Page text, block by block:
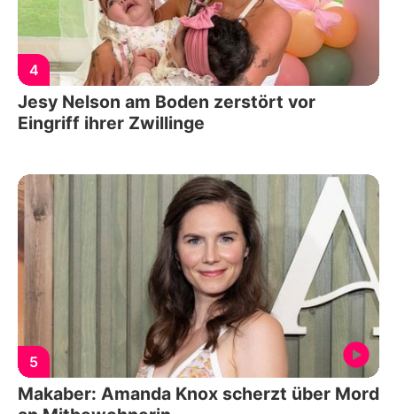
4
Jesy Nelson am Boden zerstört vor
Eingriff ihrer Zwillinge
5
Makaber: Amanda Knox scherzt über Mord